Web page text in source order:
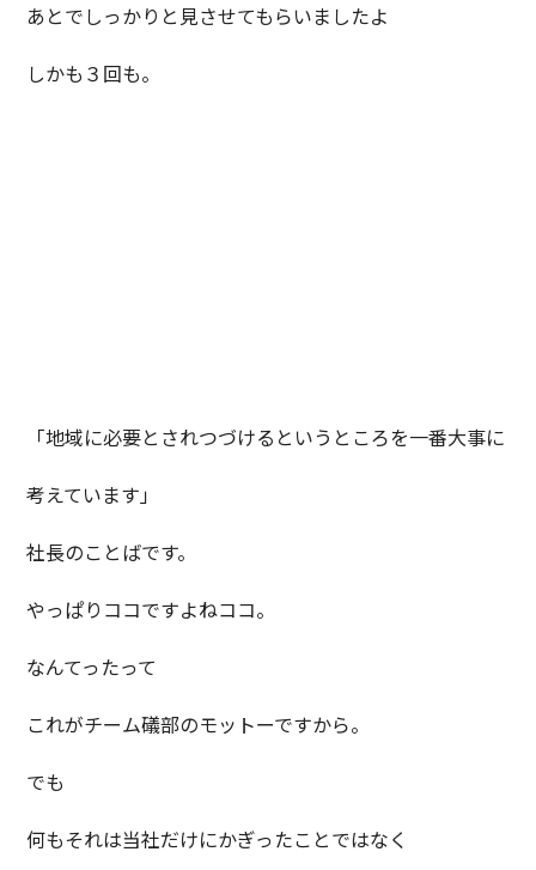
あとでしっかりと見させてもらいましたよ
しかも３回も。
「地域に必要とされつづけるというところを一番大事に
考えています」
社長のことばです。
やっぱりココですよねココ。
なんてったって
これがチーム礒部のモットーですから。
でも
何もそれは当社だけにかぎったことではなく